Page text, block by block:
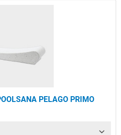
PELAGO PRIMO